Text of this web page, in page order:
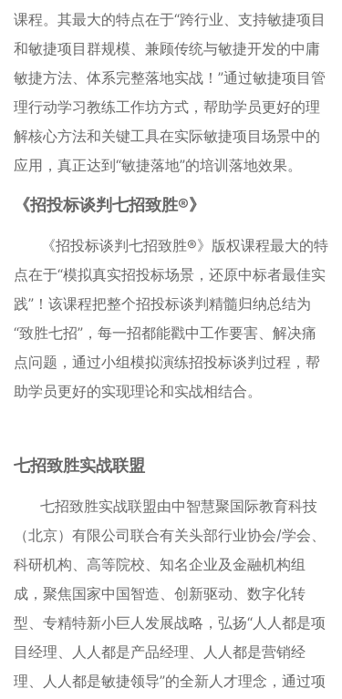
课程。其最大的特点在于“跨行业、支持敏捷项目
和敏捷项目群规模、兼顾传统与敏捷开发的中庸
敏捷方法、体系完整落地实战！”通过敏捷项目管
理行动学习教练工作坊方式，帮助学员更好的理
解核心方法和关键工具在实际敏捷项目场景中的
应用，真正达到“敏捷落地”的培训落地效果。
《招投标谈判七招致胜®》
《招投标谈判七招致胜®》版权课程最大的特
点在于“模拟真实招投标场景，还原中标者最佳实
践”！该课程把整个招投标谈判精髓归纳总结为
“致胜七招”，每一招都能戳中工作要害、解决痛
点问题，通过小组模拟演练招投标谈判过程，帮
助学员更好的实现理论和实战相结合。
七招致胜实战联盟
七招致胜实战联盟由中智慧聚国际教育科技
（北京）有限公司联合有关头部行业协会/学会、
科研机构、高等院校、知名企业及金融机构组
成，聚焦国家中国智造、创新驱动、数字化转
型、专精特新小巨人发展战略，弘扬“人人都是项
目经理、人人都是产品经理、人人都是营销经
理、人人都是敏捷领导”的全新人才理念，通过项